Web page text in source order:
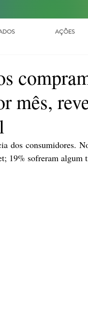
AÇÕES
mês,
dos consumidores.
19% sofreram algum